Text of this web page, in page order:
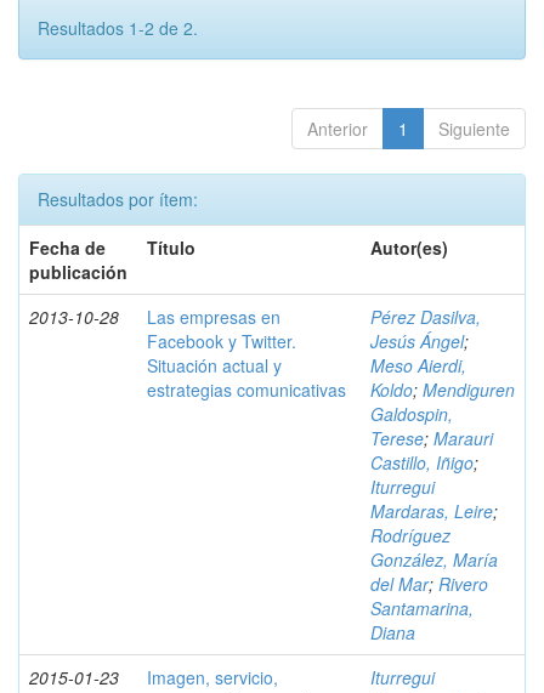
Resultados 1-2 de 2.
Anterior 1 Siguiente
Resultados por ítem:
Fecha de
publicación
Título Autor(es)
2013-10-28
Las empresas en
Facebook y Twitter.
Situación actual y
estrategias comunicativas
Pérez Dasilva,
Jesús Ángel;
Meso Aierdi,
Koldo; Mendiguren
Galdospin,
Terese; Marauri
Castillo, Iñigo;
Iturregui
Mardaras, Leire;
Rodríguez
González, María
del Mar; Rivero
Santamarina,
Diana
2015-01-23
Imagen, servicio,
Iturregui